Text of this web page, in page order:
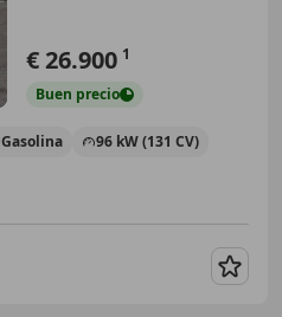
€ 26.900 1
Buen precio
Gasolina 96 kW (131 CV)